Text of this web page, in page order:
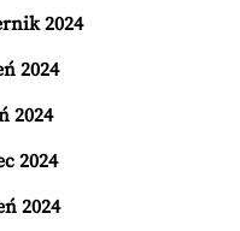
2024
2024
2024
2024
2024